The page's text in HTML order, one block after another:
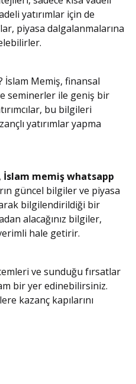
yatırımlar için de
piyasa dalgalanmalarına
İslam Memiş, finansal
seminerler ile geniş bir
bu bilgileri
yatırımlar yapma
İslam memiş whatsapp
güncel bilgiler ve piyasa
bilgilendirildiği bir
alacağınız bilgiler,
verimli hale getirir.
ve sunduğu fırsatlar
bir yer edinebilirsiniz.
kazanç kapılarını